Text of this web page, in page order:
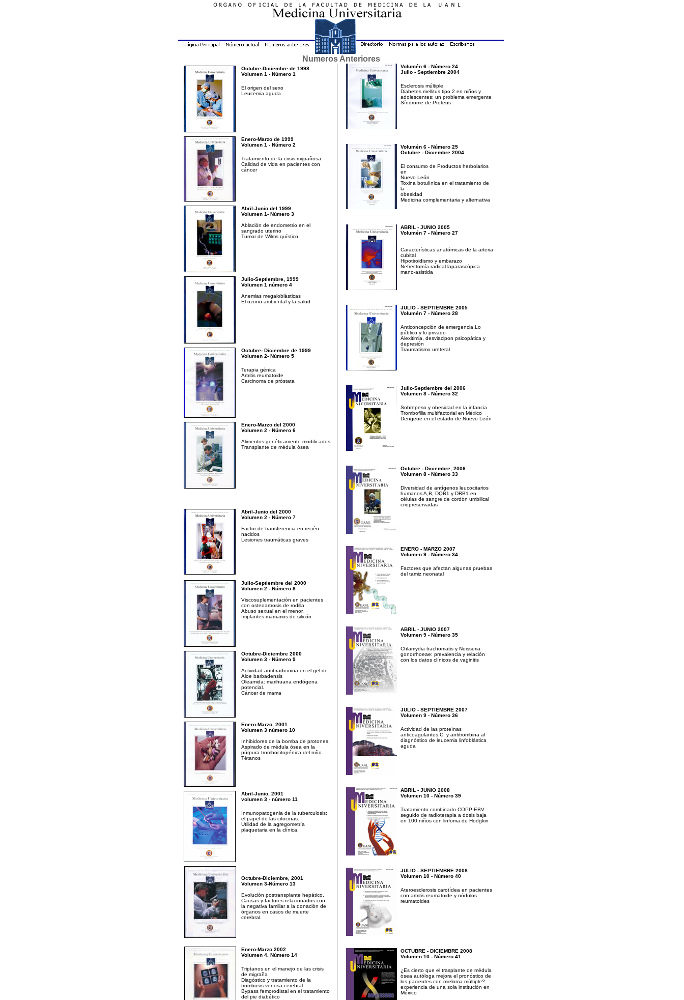
Numeros Anteriores
Octubre-Diciembre de 1998
Volumen 1 - Número 1
El origen del sexo
Leucemia aguda
Enero-Marzo de 1999
Volumen 1 - Número 2
Tratamiento de la crisis migrañosa
Calidad de vida en pacientes con
cáncer
Abril-Junio del 1999
Volumen 1- Número 3
Ablación de endometrio en el
sangrado uterino
Tumor de Wilms quístico
Julio-Septiembre, 1999
Volumen 1 número 4
Anemias megaloblásticas
El ozono ambiental y la salud
Octubre- Diciembre de 1999
Volumen 2- Número 5
Terapia génica
Artritis reumatoide
Carcinoma de próstata
Enero-Marzo del 2000
Volumen 2 - Número 6
Alimentos genéticamente modificados
Transplante de médula ósea
Abril-Junio del 2000
Volumen 2 - Número 7
Factor de transferencia en recién
nacidos
Lesiones traumáticas graves
Julio-Septiembre del 2000
Volumen 2 - Número 8
Viscosuplementación en pacientes
con osteoartrosis de rodilla
Abuso sexual en el menor.
Implantes mamarios de silicón
Octubre-Diciembre 2000
Volumen 3 - Número 9
Actividad antibradicinina en el gel de
Aloe barbadensis
Oleamida: marihuana endógena
potencial.
Cáncer de mama
Enero-Marzo, 2001
Volumen 3 número 10
Inhibidores de la bomba de protones.
Aspirado de médula ósea en la
púrpura trombocitopénica del niño.
Tétanos
Abril-Junio, 2001
volumen 3 - número 11
Inmunopatogenia de la tuberculosis:
el papel de las citocinas.
Utilidad de la agregometría
plaquetaria en la clínica.
Octubre-Diciembre, 2001
Volumen 3-Número 13
Evolución postransplante hepático.
Causas y factores relacionados con
la negativa familiar a la donación de
órganos en casos de muerte
cerebral.
Enero-Marzo 2002
Volumen 4. Número 14
Triptanos en el manejo de las crisis
de migraña
Diagóstico y tratamiento de la
trombosis venosa cerebral
Bypass femorodistal en el tratamiento
del pie diabético
Volumén 6 - Número 24
Julio - Septiembre 2004
Esclerosis múltiple
Diabetes mellitus tipo 2 en niños y
adolescentes: un problema emergente
Síndrome de Proteus
Volumén 6 - Número 25
Octubre - Diciembre 2004
El consumo de Productos herbolarios
en
Nuevo León
Toxina botulínica en el tratamiento de
la
obesidad
Medicina complementaria y alternativa
ABRIL - JUNIO 2005
Volumén 7 - Número 27
Características anatómicas de la arteria
cubital
Hipotiroidismo y embarazo
Nefrectomía radical laparascópica
mano-asistida
JULIO - SEPTIEMBRE 2005
Volumén 7 - Número 28
Anticoncepción de emergencia. Lo
público y lo privado
Alexitimia, desviacipon psicopática y
depresión
Traumatismo ureteral
Julio-Septiembre del 2006
Volumen 8 - Número 32
Sobrepeso y obesidad en la infancia
Trombofilia multifactorial en México
Dengeue en el estado de Nuevo León
Octubre - Diciembre, 2006
Volumen 8 - Número 33
Diversidad de antígenos leucocitarios
humanos A,B, DQB1 y DRB1 en
células de sangre de cordón umbilical
criopreservadas
ENERO - MARZO 2007
Volumen 9 - Número 34
Factores que afectan algunas pruebas
del tamiz neonatal
ABRIL - JUNIO 2007
Volumen 9 - Número 35
Chlamydia trachomatis y Neisseria
gonorrhoeae: prevalencia y relación
con los datos clínicos de vaginitis
JULIO - SEPTIEMBRE 2007
Volumen 9 - Número 36
Actividad de las proteínas
anticoagulantes C, y antitrombina al
diagnóstico de leucemia linfoblástica
aguda
ABRIL - JUNIO 2008
Volumen 10 - Número 39
Tratamiento combinado COPP-EBV
seguido de radioterapia a dosis baja
en 100 niños con linfoma de Hodgkin
JULIO - SEPTIEMBRE 2008
Volumen 10 - Número 40
Ateroesclerosis carotídea en pacientes
con artritis reumatoide y nódulos
reumatoides
OCTUBRE - DICIEMBRE 2008
Volumen 10 - Número 41
¿Es cierto que el trasplante de médula
ósea autóloga mejora el pronóstico de
los pacientes con mieloma múltiple?:
experiencia de una sola institución en
México